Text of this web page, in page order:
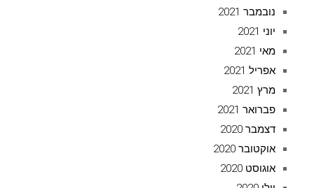
נובמבר 2021
יוני 2021
מאי 2021
אפריל 2021
מרץ 2021
פברואר 2021
דצמבר 2020
אוקטובר 2020
אוגוסט 2020